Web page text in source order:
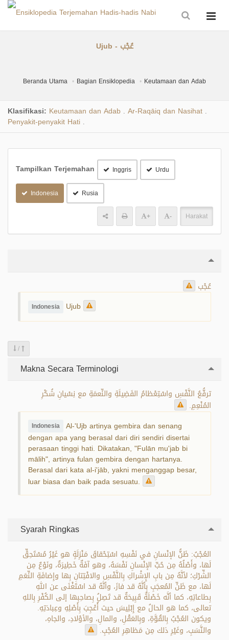
Ujub - عُجْب
Beranda Utama Bagian Ensiklopedia Keutamaan dan Adab
Klasifikasi: Keutamaan dan Adab Ar-Raqāiq dan Nasihat
Penyakit-penyakit Hati
Tampilkan Terjemahan Inggris Urdu
Indonesia Rusia
+ - Harakat
عُجْب
Indonesia Ujub
/
Makna Secara Terminologi
ترفُّعُ النَّفْسِ واسْتِعْظامُ الفَضِيلَةِ والنِّعمَةِ مع نِسْيانِ شُكْرِ
المُنْعِمِ.
Indonesia Al-'Ujb artinya gembira dan senang
dengan apa yang berasal dari diri sendiri disertai
perasaan tinggi hati. Dikatakan, "Fulān mu'jab bi
mālih", artinya fulan gembira dengan hartanya.
Berasal dari kata al-i'jāb, yakni menganggap besar,
luar biasa dan baik pada sesuatu.
Syarah Ringkas
العُجْبُ: ظَنُّ الإنْسانِ في نَفْسِهِ اسْتِحْقاقَ مَنْزِلَةٍ هو غَيْرُ مُسْتَحِقٍّ
لَها، وأَصْلُهُ مِن حُبِّ الإنْسانِ نَفْسَهُ، وهو آفَةٌ خَطِيرَةٌ، ونَوْعٌ مِن
الشِّرْكِ؛ لأنَّهُ مِن بابِ الإِشْراكِ بِالنَّفْسِ والافْتِتانِ بِها وإِضافَةِ النِّعَمِ
لَها، مع ظَنِّ المُعجَبِ بِأنَّهُ قد فازَ، وأنَّهُ قد اسْتَغْنَى عن اللهِ
بِطاعاتِهِ، كما أنَّه خَصْلَةٌ قَبِيحَةٌ قد تَصِلُ بِصاحِبِها إلى الكُفْرِ بِاللهِ
تعالى، كما هو الحالُ مع إِبْلِيسَ حيث أُعْجِبَ بِأَصْلِهِ وعِبادَتِهِ.
ويكون العُجْبُ بِالقُوَّةِ، وبِالعَقْلِ، والمالِ، والأوْلادِ، والجاهِ،
والنَّسَبِ، وغَيْرِ ذلك مِن مَظاهِرِ العُجْبِ.